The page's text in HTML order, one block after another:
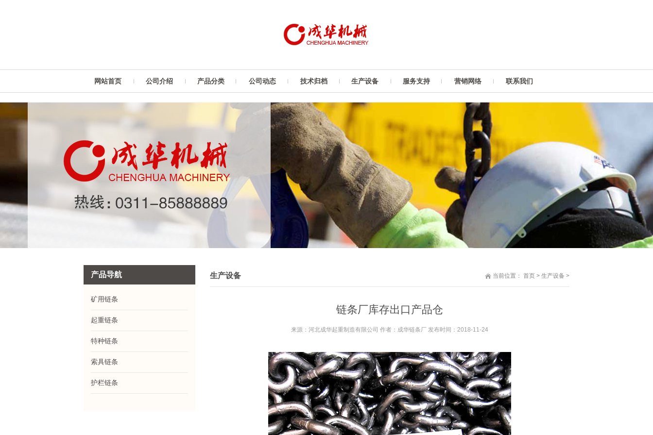
网站首页 公司介绍 产品分类 公司动态 技术归档 生产设备 服务支持 营销网络 联系我们
当前位置： 首页 > 生产设备 >
生产设备
链条厂库存出口产品仓
来源：河北成华起重制造有限公司 作者：成华链条厂 发布时间：2018-11-24
产品导航
矿用链条
起重链条
特种链条
索具链条
护栏链条